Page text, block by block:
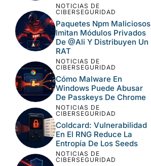
NOTICIAS DE
CIBERSEGURIDAD
Paquetes Npm Maliciosos
Imitan Módulos Privados
De @ali Y Distribuyen Un
RAT
NOTICIAS DE
CIBERSEGURIDAD
Cómo Malware En
Windows Puede Abusar
De Passkeys De Chrome
NOTICIAS DE
CIBERSEGURIDAD
Coldcard: Vulnerabilidad
En El RNG Reduce La
Entropía De Los Seeds
NOTICIAS DE
CIBERSEGURIDAD